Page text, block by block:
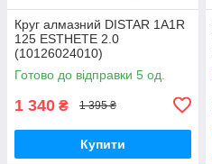
Круг алмазний DISTAR 1A1R
125 ESTHETE 2.0
(10126024010)
Готово до відправки 5 од.
1 340 ₴ 1 395 ₴
Купити